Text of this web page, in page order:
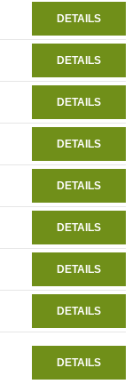
DETAILS
DETAILS
DETAILS
DETAILS
DETAILS
DETAILS
DETAILS
DETAILS
DETAILS